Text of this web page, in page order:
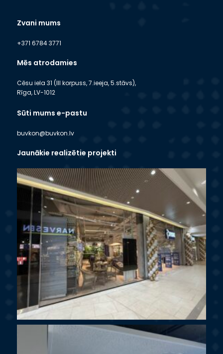
Zvani mums
+371 6784 3771
Mēs atrodamies
Cēsu iela 31 (III korpuss, 7.ieeja, 5.stāvs),
Rīga, LV-1012
Sūti mums e-pastu
buvkon@buvkon.lv
Jaunākie realizētie projekti